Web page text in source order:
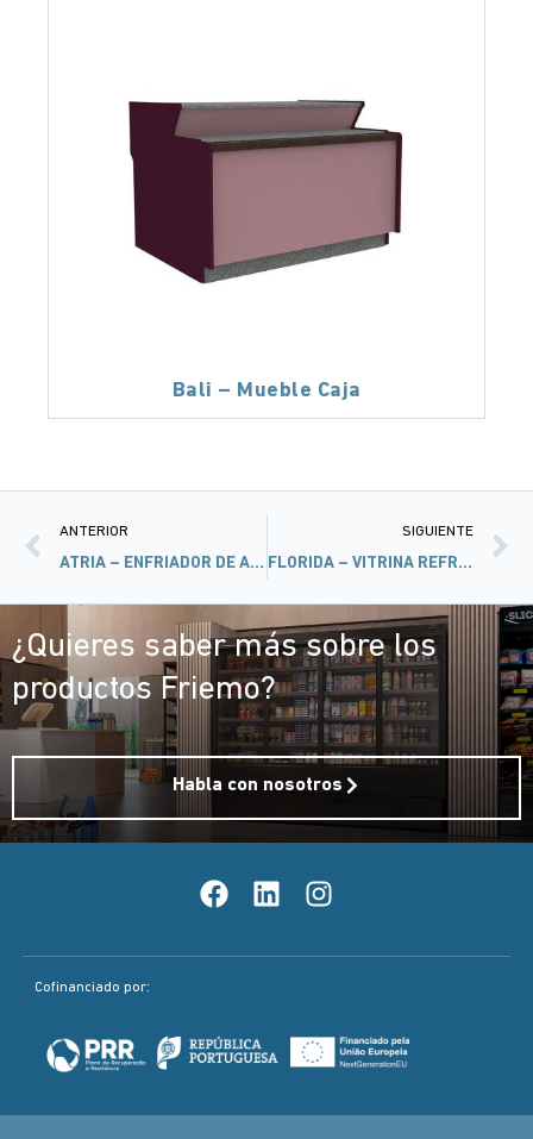
Bali – Mueble Caja
ANTERIOR
ATRIA – ENFRIADOR DE AGUA
SIGUIENTE
FLORIDA – VITRINA REFRIGERADA
¿Quieres saber más sobre los
productos Friemo?
Habla con nosotros
Cofinanciado por: